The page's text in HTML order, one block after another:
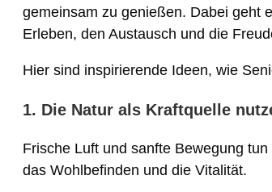
gemeinsam zu genießen. Dabei geht
Erleben, den Austausch und die
Hier sind inspirierende Ideen, wie
1. Die Natur als Kraftquelle
Frische Luft und sanfte Bewegung
das Wohlbefinden und die Vitalität.